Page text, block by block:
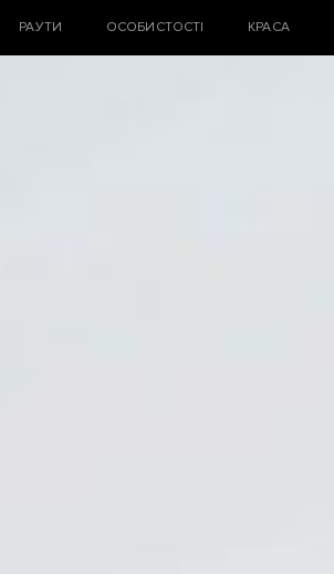
РАУТИ ОСОБИСТОСТІ КРАСА